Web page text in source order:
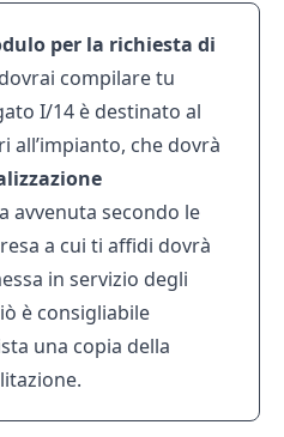
per la richiesta di
compilare tu
I/14 è destinato al
all’impianto, che dovrà
avvenuta secondo le
a cui ti affidi dovrà
in servizio degli
è consigliabile
una copia della